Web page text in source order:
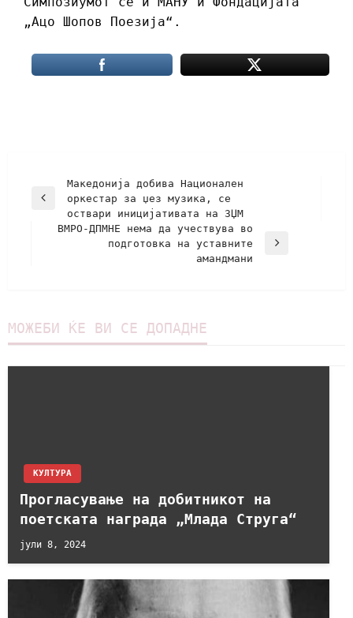
„Ацо Шопов Поезија“.
Mакедонија добива Национален
оркестар за џез музика, се
оствари иницијативата на ЗЏМ
ВМРО-ДПМНЕ нема да учествува во
подготовка на уставните
амандмани
МОЖЕБИ ЌЕ ВИ СЕ ДОПАДНЕ
КУЛТУРА
Прогласување на добитникот на
поетската награда „Млада Струга“
јули 8, 2024